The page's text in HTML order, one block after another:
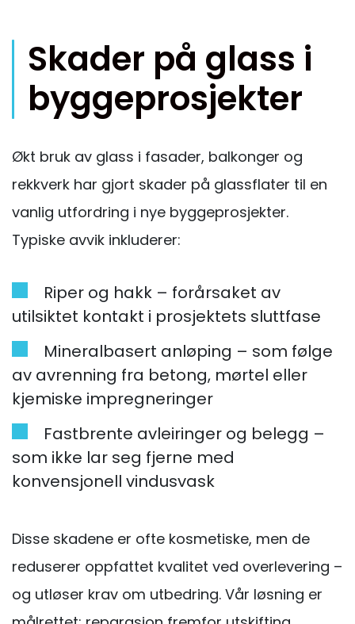
Skader på glass i
byggeprosjekter
Økt bruk av glass i fasader, balkonger og
rekkverk har gjort skader på glassflater til en
vanlig utfordring i nye byggeprosjekter.
Typiske avvik inkluderer:
Riper og hakk – forårsaket av
utilsiktet kontakt i prosjektets sluttfase
Mineralbasert anløping – som følge
av avrenning fra betong, mørtel eller
kjemiske impregneringer
Fastbrente avleiringer og belegg –
som ikke lar seg fjerne med
konvensjonell vindusvask
Disse skadene er ofte kosmetiske, men de
reduserer oppfattet kvalitet ved overlevering –
og utløser krav om utbedring. Vår løsning er